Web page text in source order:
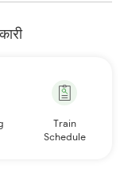
Train
Schedule